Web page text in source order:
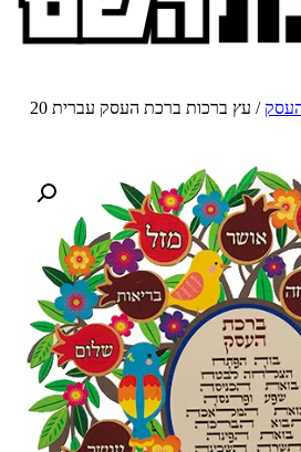
/ עץ ברכות ברכת העסק עברית 20